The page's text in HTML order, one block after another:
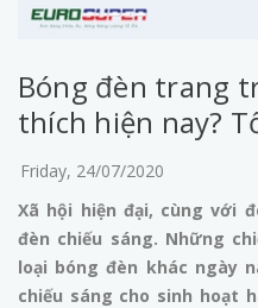
Bóng đèn trang
thích hiện nay?
Friday, 24/07/2020
Xã hội hiện đại, cùng với
đèn chiếu sáng. Những
loại bóng đèn khác ngày
chiếu sáng cho sinh hoạt